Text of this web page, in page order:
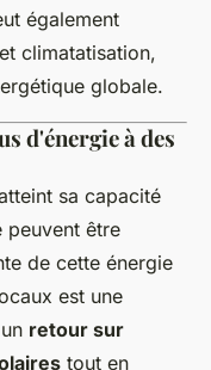
également
climatatisation,
globale.
d'énergie à des
sa capacité
peuvent être
de cette énergie
est une
retour sur
tout en